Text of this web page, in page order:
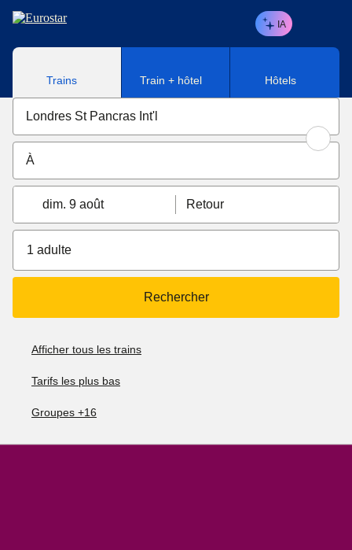
Aller au contenu principal
IA
Trains Train + hôtel Hôtels
dim. 9 août Retour
1 adulte
Rechercher
Afficher tous les trains
Tarifs les plus bas
Groupes +16